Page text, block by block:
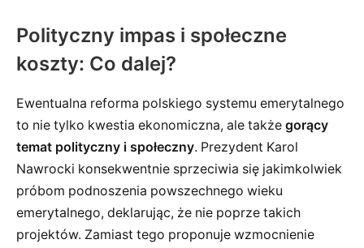
Polityczny impas i społeczne
koszty: Co dalej?
Ewentualna reforma polskiego systemu emerytalnego
to nie tylko kwestia ekonomiczna, ale także gorący
temat polityczny i społeczny. Prezydent Karol
Nawrocki konsekwentnie sprzeciwia się jakimkolwiek
próbom podnoszenia powszechnego wieku
emerytalnego, deklarując, że nie poprze takich
projektów. Zamiast tego proponuje wzmocnienie